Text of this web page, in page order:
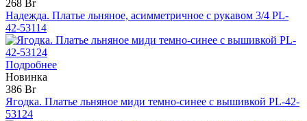
268 Br
Надежда. Платье льняное, асимметричное с рукавом 3/4 PL-
42-53114
Подробнее
Новинка
386 Br
Ягодка. Платье льняное миди темно-синее с вышивкой PL-42-
53124